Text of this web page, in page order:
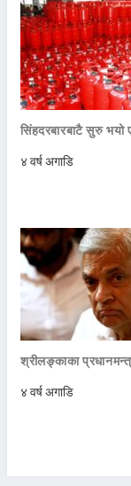
सिंहदरबारबाटै सुरु भयो
४ वर्ष अगाडि
श्रीलङ्काका
४ वर्ष अगाडि